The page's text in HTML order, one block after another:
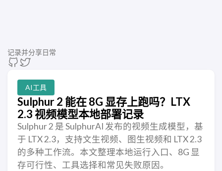
记录并分享日常
AI工具
Sulphur 2 能在 8G 显存上跑吗？LTX
2.3 视频模型本地部署记录
Sulphur 2 是 SulphurAI 发布的视频生成模型，基
于 LTX 2.3，支持文生视频、图生视频和 LTX 2.3
的多种工作流。本文整理本地运行入口、8G 显
存可行性、工具选择和常见失败原因。